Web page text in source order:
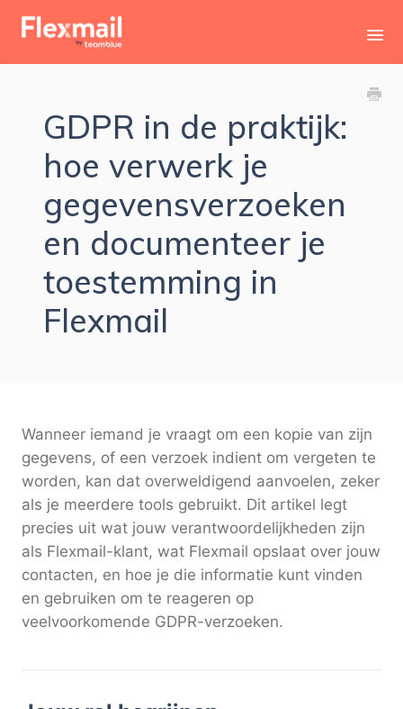
GDPR in de praktijk:
hoe verwerk je
gegevensverzoeken
en documenteer je
toestemming in
Flexmail
Wanneer iemand je vraagt om een kopie van zijn
gegevens, of een verzoek indient om vergeten te
worden, kan dat overweldigend aanvoelen, zeker
als je meerdere tools gebruikt. Dit artikel legt
precies uit wat jouw verantwoordelijkheden zijn
als Flexmail-klant, wat Flexmail opslaat over jouw
contacten, en hoe je die informatie kunt vinden
en gebruiken om te reageren op
veelvoorkomende GDPR-verzoeken.